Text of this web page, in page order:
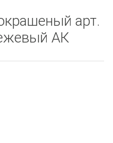
арт.
АК